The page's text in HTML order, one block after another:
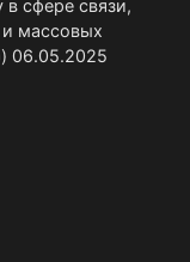
сфере связи,
массовых
06.05.2025